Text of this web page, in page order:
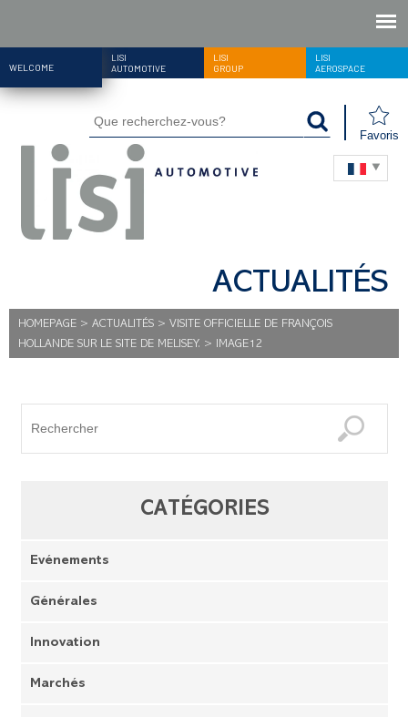
WELCOME
LISI
AUTOMOTIVE
LISI
GROUP
LISI
AEROSPACE
Favoris
ACTUALITÉS
HOMEPAGE > ACTUALITÉS > VISITE OFFICIELLE DE FRANÇOIS
HOLLANDE SUR LE SITE DE MELISEY. > IMAGE12
CATÉGORIES
Evénements
Générales
Innovation
Marchés